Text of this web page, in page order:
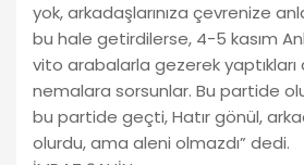
yok, arkadaşlarınıza çevrenize
bu hale getirdilerse, 4-5 kasım
vito arabalarla gezerek yaptıkları
nemalara sorsunlar. Bu partide
bu partide geçti, Hatır gönül,
olurdu, ama aleni olmazdı” dedi.